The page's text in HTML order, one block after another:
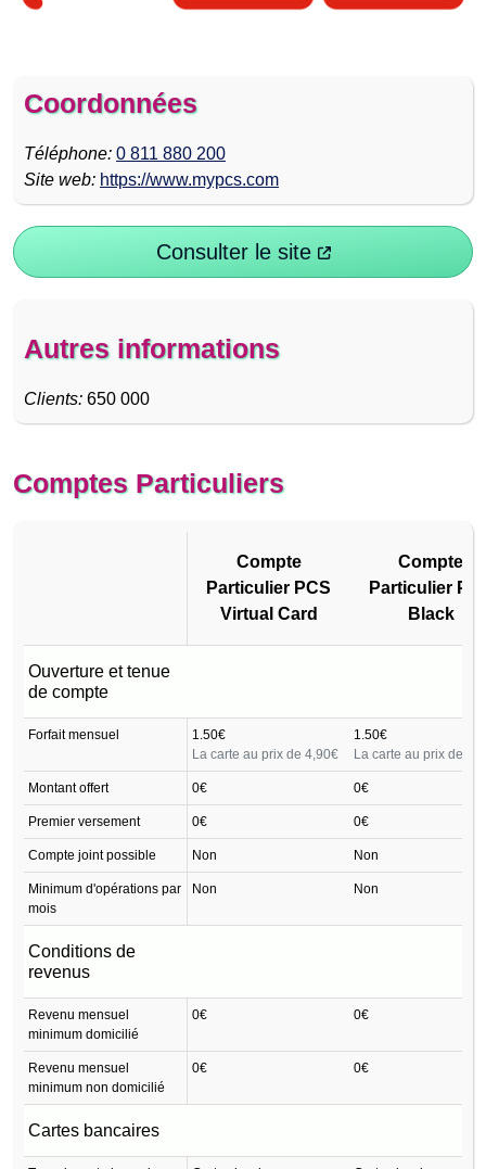
Coordonnées
Téléphone: 0 811 880 200
Site web: https://www.mypcs.com
Consulter le site
Autres informations
Clients: 650 000
Comptes Particuliers
Compte
Particulier PCS
Virtual Card
Compte
Particulier
Black
Ouverture et tenue
de compte
Forfait mensuel
1.50€
La carte au prix de 4,90€
1.50€
La carte au prix de
Montant offert 0€ 0€
Premier versement 0€ 0€
Compte joint possible Non Non
Minimum d'opérations par
mois
Non Non
Conditions de
revenus
Revenu mensuel
minimum domicilié
0€ 0€
Revenu mensuel
minimum non domicilié
0€ 0€
Cartes bancaires